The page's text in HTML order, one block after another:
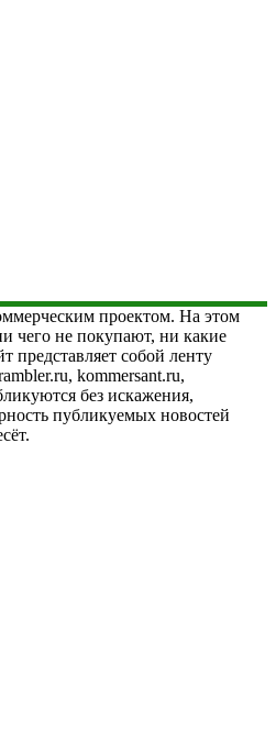
проектом. На этом
чего не покупают, ни какие
представляет собой ленту
kommersant.ru,
без искажения,
публикуемых новостей